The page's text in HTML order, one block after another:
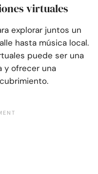
virtuales
explorar juntos un
hasta música local.
puede ser una
y ofrecer una